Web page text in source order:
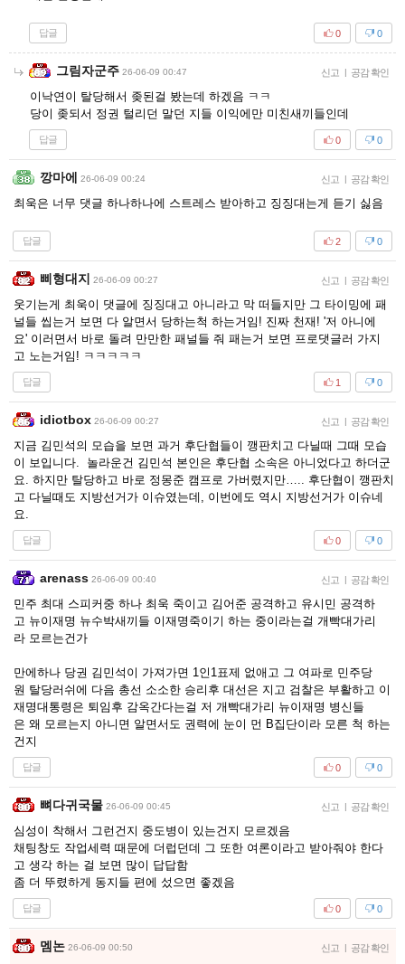
답글 0
0
그림자군주 26-06-09 00:47 신고 | 공감 확인
이낙연이 탈당해서 좆된걸 봤는데 하겠음 ㅋㅋ
당이 좆되서 정권 털리던 말던 지들 이익에만 미친새끼들인데
답글 0
0
깡마에 26-06-09 00:24 신고 | 공감 확인
최욱은 너무 댓글 하나하나에 스트레스 받아하고 징징대는게 듣기 싫음
답글 0
2
삐형대지 26-06-09 00:27 신고 | 공감 확인
웃기는게 최욱이 댓글에 징징대고 아니라고 막 떠들지만 그 타이밍에 패
널들 씹는거 보면 다 알면서 당하는척 하는거임! 진짜 천재! '저 아니에
요' 이러면서 바로 돌려 만만한 패널들 줘 패는거 보면 프로댓글러 가지
고 노는거임! ㅋㅋㅋㅋㅋ
답글 0
1
idiotbox 26-06-09 00:27 신고 | 공감 확인
지금 김민석의 모습을 보면 과거 후단협들이 깽판치고 다닐때 그때 모습
이 보입니다. 놀라운건 김민석 본인은 후단협 소속은 아니었다고 하더군
요. 하지만 탈당하고 바로 정몽준 캠프로 가버렸지만….. 후단협이 깽판치
고 다닐때도 지방선거가 이슈였는데, 이번에도 역시 지방선거가 이슈네
요.
답글 0
0
arenass 26-06-09 00:40 신고 | 공감 확인
민주 최대 스피커중 하나 최욱 죽이고 김어준 공격하고 유시민 공격하
고 뉴이재명 뉴수박새끼들 이재명죽이기 하는 중이라는걸 개빡대가리
라 모르는건가
만에하나 당권 김민석이 가져가면 1인1표제 없애고 그 여파로 민주당
원 탈당러쉬에 다음 총선 소소한 승리후 대선은 지고 검찰은 부활하고 이
재명대통령은 퇴임후 감옥간다는걸 저 개빡대가리 뉴이재명 병신들
은 왜 모르는지 아니면 알면서도 권력에 눈이 먼 B집단이라 모른 척 하는
건지
답글 0
0
뼈다귀국물 26-06-09 00:45 신고 | 공감 확인
심성이 착해서 그런건지 중도병이 있는건지 모르겠음
채팅창도 작업세력 때문에 더럽던데 그 또한 여론이라고 받아줘야 한다
고 생각 하는 걸 보면 많이 답답함
좀 더 뚜렸하게 동지들 편에 섰으면 좋겠음
답글 0
0
멤논 26-06-09 00:50 신고 | 공감 확인